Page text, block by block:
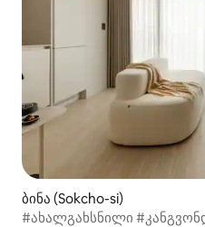
ბინა (Sokcho-si)
#ახალგახსნილი